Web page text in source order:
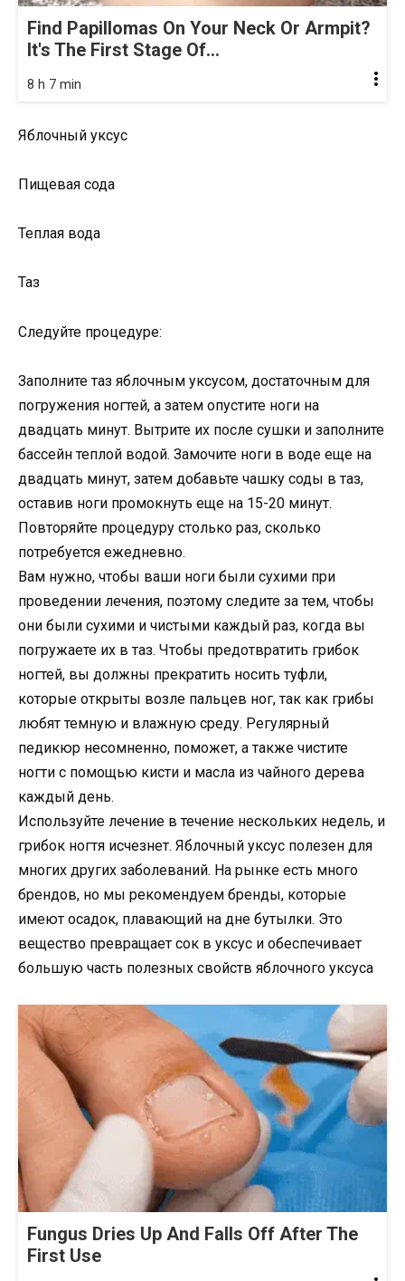
Find Papillomas On Your Neck Or Armpit?
It's The First Stage Of...
8 h 7 min
Яблочный уксус
Пищевая сода
Теплая вода
Таз
Следуйте процедуре:
Заполните таз яблочным уксусом, достаточным для
погружения ногтей, а затем опустите ноги на
двадцать минут. Вытрите их после сушки и заполните
бассейн теплой водой. Замочите ноги в воде еще на
двадцать минут, затем добавьте чашку соды в таз,
оставив ноги промокнуть еще на 15-20 минут.
Повторяйте процедуру столько раз, сколько
потребуется ежедневно.
Вам нужно, чтобы ваши ноги были сухими при
проведении лечения, поэтому следите за тем, чтобы
они были сухими и чистыми каждый раз, когда вы
погружаете их в таз. Чтобы предотвратить грибок
ногтей, вы должны прекратить носить туфли,
которые открыты возле пальцев ног, так как грибы
любят темную и влажную среду. Регулярный
педикюр несомненно, поможет, а также чистите
ногти с помощью кисти и масла из чайного дерева
каждый день.
Используйте лечение в течение нескольких недель, и
грибок ногтя исчезнет. Яблочный уксус полезен для
многих других заболеваний. На рынке есть много
брендов, но мы рекомендуем бренды, которые
имеют осадок, плавающий на дне бутылки. Это
вещество превращает сок в уксус и обеспечивает
большую часть полезных свойств яблочного уксуса
Fungus Dries Up And Falls Off After The
First Use